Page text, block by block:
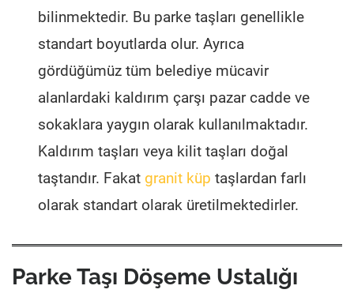
bilinmektedir. Bu parke taşları genellikle
standart boyutlarda olur. Ayrıca
gördüğümüz tüm belediye mücavir
alanlardaki kaldırım çarşı pazar cadde ve
sokaklara yaygın olarak kullanılmaktadır.
Kaldırım taşları veya kilit taşları doğal
taştandır. Fakat granit küp taşlardan farlı
olarak standart olarak üretilmektedirler.
Parke Taşı Döşeme Ustalığı